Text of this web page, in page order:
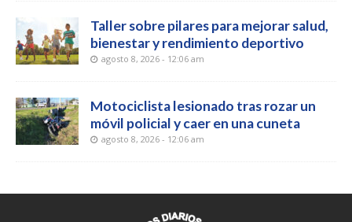
Taller sobre pilares para mejorar salud,
bienestar y rendimiento deportivo
agosto 8, 2026 - 12:06 am
Motociclista lesionado tras rozar un
móvil policial y caer en una cuneta
agosto 8, 2026 - 12:06 am